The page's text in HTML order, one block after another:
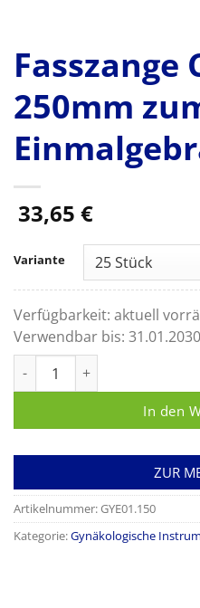
Fasszange
250mm
33,65 €
Variante
Verfügbarkeit: aktuell
Verwendbar bis: 31.01.2030
In den
ZUR
Artikelnummer:GYE01.150
Kategorie:Gynäkologische